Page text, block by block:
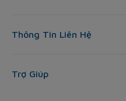
Thông Tin Liên Hệ
Trợ Giúp